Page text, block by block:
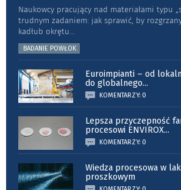
Naukowcy pracujący nad materiałami typu
trudnym zadaniem: jak sprawić, by
kadłub okrętu...
BADANIE POWŁOK
Euroimpianti – od
do globalnego...
KOMENTARZY: 0
Lepsza przyczepność
procesowi ENVIROX...
KOMENTARZY: 0
Wiedza procesowa w
proszkowym